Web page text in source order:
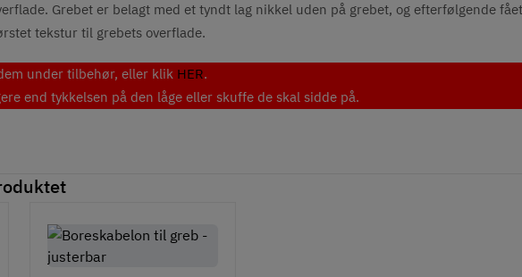
Grebet er belagt med et tyndt lag nikkel uden på grebet, og efterfølgende
tekstur til grebets overflade.
under tilbehør, eller klik HER.
end tykkelsen på den låge eller skuffe de skal sidde på.